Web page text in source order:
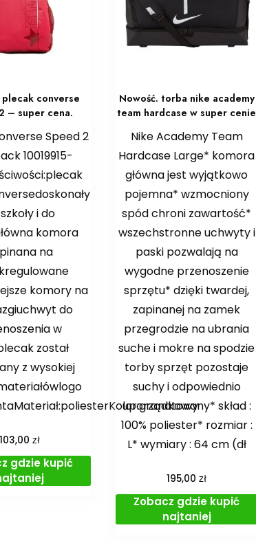
plecak converse
– super cena.
Speed 2
10019915-
i do
komora
na
komory na
do
w
został
z wysokiej
103,00zł
gdzie kupić
Nowość. torba nike academy
team hardcase w super cenie
Nike Academy Team
Hardcase Large* komora
główna jest wyjątkowo
pojemna* wzmocniony
spód chroni zawartość*
wszechstronne uchwyty i
paski pozwalają na
wygodne przenoszenie
sprzętu* dzięki twardej,
zapinanej na zamek
przegrodzie na ubrania
suche i mokre na spodzie
torby sprzęt pozostaje
suchy i odpowiednio
uporządkowany* skład :
100% poliester* rozmiar :
L* wymiary : 64 cm (dł
195,00zł
Zobacz gdzie kupić
najtaniej